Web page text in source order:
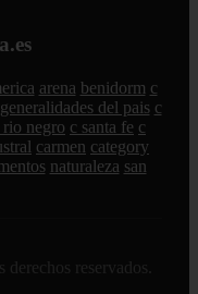
arena benidorm c
del pais c
rio negro c santa fe c
carmen category
naturaleza san
reservados.